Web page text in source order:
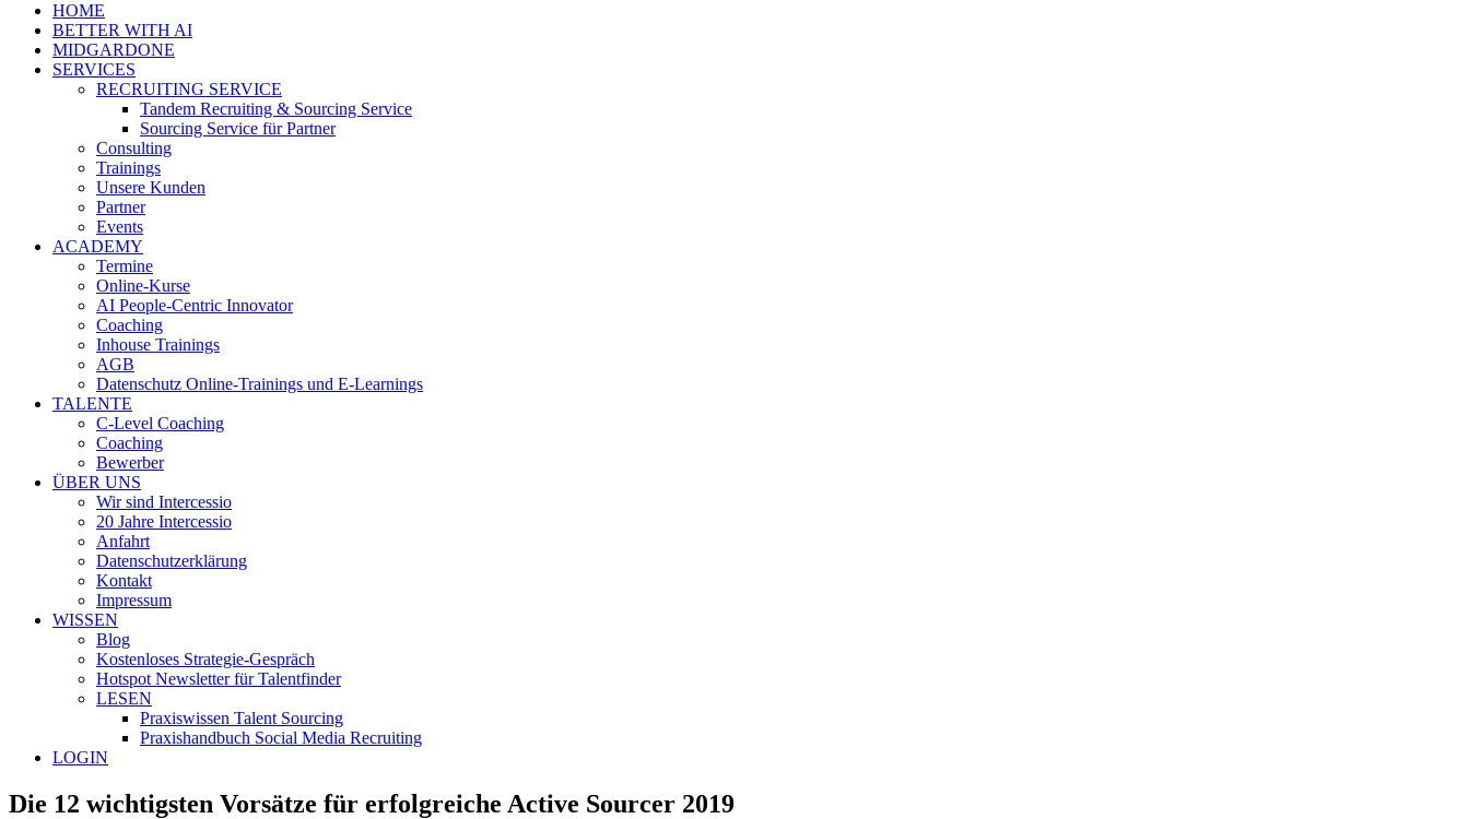
HOME
BETTER WITH AI
MIDGARDONE
SERVICES
RECRUITING SERVICE
Tandem Recruiting & Sourcing Service
Sourcing Service für Partner
Consulting
Trainings
Unsere Kunden
Partner
Events
ACADEMY
Termine
Online-Kurse
AI People-Centric Innovator
Coaching
Inhouse Trainings
AGB
Datenschutz Online-Trainings und E-Learnings
TALENTE
C-Level Coaching
Coaching
Bewerber
ÜBER UNS
Wir sind Intercessio
20 Jahre Intercessio
Anfahrt
Datenschutzerklärung
Kontakt
Impressum
WISSEN
Blog
Kostenloses Strategie-Gespräch
Hotspot Newsletter für Talentfinder
LESEN
Praxiswissen Talent Sourcing
Praxishandbuch Social Media Recruiting
LOGIN
Die 12 wichtigsten Vorsätze für erfolgreiche Active Sourcer 2019